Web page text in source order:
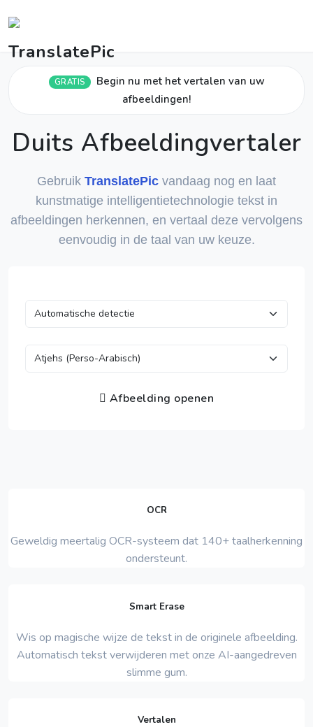
GRATIS
Begin nu met het vertalen van uw
afbeeldingen!
Duits Afbeeldingvertaler
Gebruik TranslatePic vandaag nog en laat
kunstmatige intelligentietechnologie tekst in
afbeeldingen herkennen, en vertaal deze vervolgens
eenvoudig in de taal van uw keuze.
Afbeelding openen
OCR
Geweldig meertalig OCR-systeem dat 140+ taalherkenning
ondersteunt.
Smart Erase
Wis op magische wijze de tekst in de originele afbeelding.
Automatisch tekst verwijderen met onze AI-aangedreven
slimme gum.
Vertalen